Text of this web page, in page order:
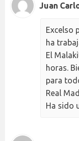
Juan
Excelso
ha
El
horas.
para
Real
Ha sido